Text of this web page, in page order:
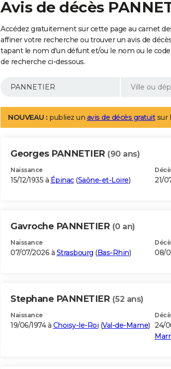
Avis de décès
Accédez gratuitement sur cette page au carnet
affiner votre recherche ou trouver un avis de
tapant le nom d'un défunt et/ou le nom ou le
de recherche ci-dessous.
NOUVEAU : publiez un avis de décès gratuitsur
Georges PANNETIER (90 ans)
Naissance
15/12/1935 à Épinac(Saône-et-Loire) 21/
Gavroche PANNETIER (0 an)
Naissance
07/07/2026 à Strasbourg (Bas-Rhin) 08/
Stephane PANNETIER (52 ans)
Naissance
19/06/1974 à Choisy-le-Roi (Val-de-Marne) 24/